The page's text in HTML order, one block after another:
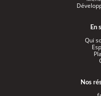
En
Qui
Nos